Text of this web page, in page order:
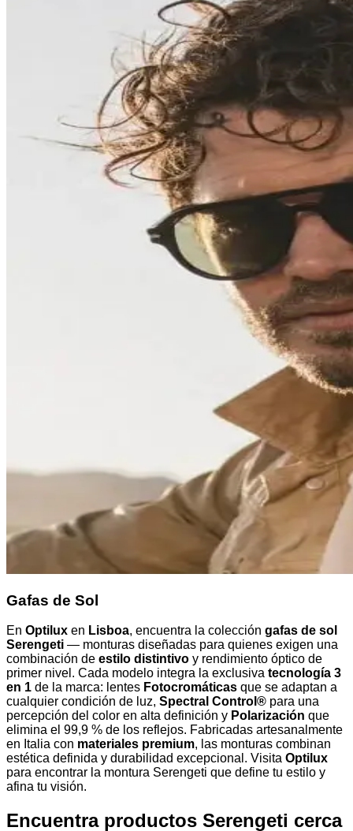
Gafas de Sol
En Optilux en Lisboa, encuentra la colección gafas de sol
Serengeti — monturas diseñadas para quienes exigen una
combinación de estilo distintivo y rendimiento óptico de
primer nivel. Cada modelo integra la exclusiva tecnología 3
en 1 de la marca: lentes Fotocromáticas que se adaptan a
cualquier condición de luz, Spectral Control® para una
percepción del color en alta definición y Polarización que
elimina el 99,9 % de los reflejos. Fabricadas artesanalmente
en Italia con materiales premium, las monturas combinan
estética definida y durabilidad excepcional. Visita Optilux
para encontrar la montura Serengeti que define tu estilo y
afina tu visión.
Encuentra productos Serengeti cerca